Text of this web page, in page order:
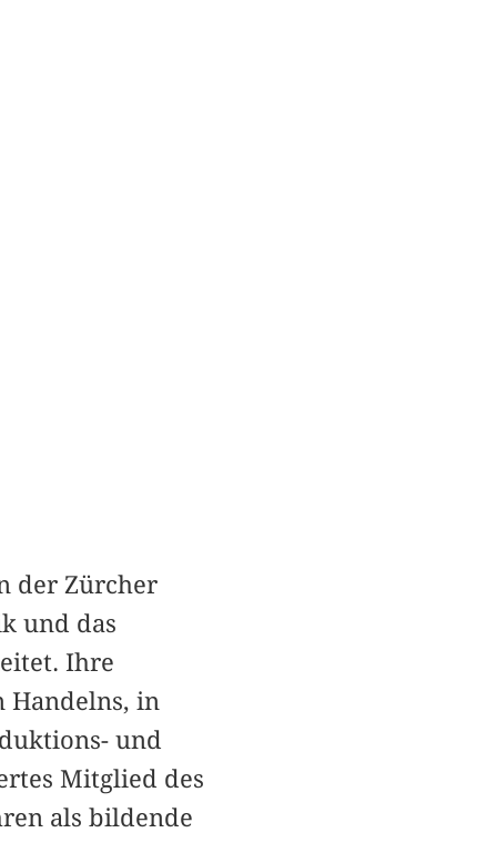
der Zürcher
und das
Ihre
Handelns, in
und
Mitglied des
als bildende